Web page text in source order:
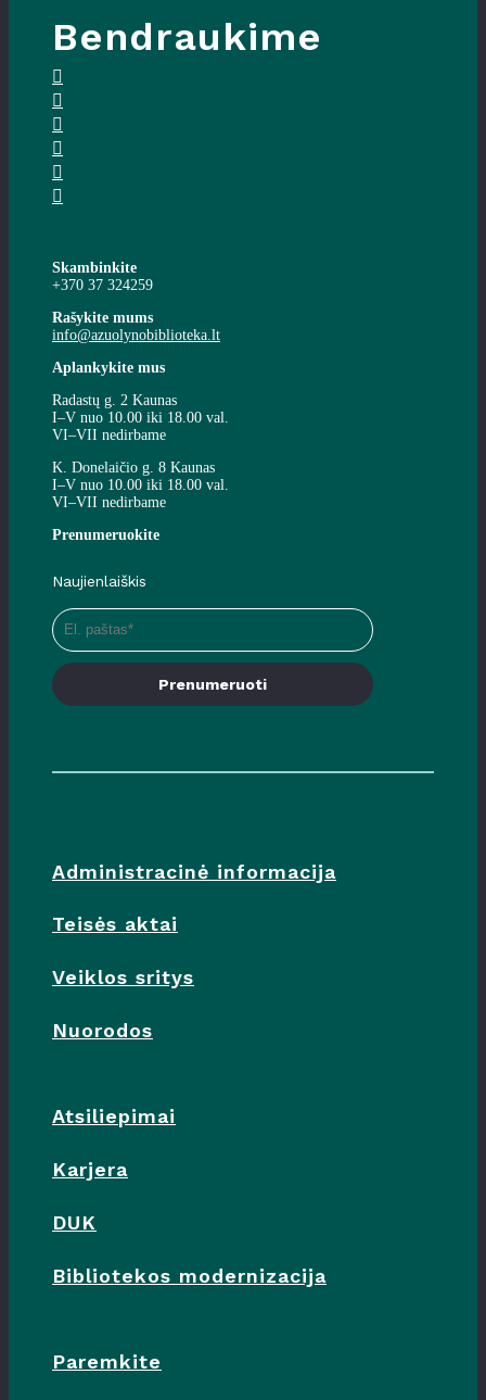
Bendraukime
Skambinkite
+370 37 324259
Rašykite mums
info@azuolynobiblioteka.lt
Aplankykite mus
Radastų g. 2 Kaunas
I–V nuo 10.00 iki 18.00 val.
VI–VII nedirbame
K. Donelaičio g. 8 Kaunas
I–V nuo 10.00 iki 18.00 val.
VI–VII nedirbame
Prenumeruokite
Naujienlaiškis
Prenumeruoti
Administracinė informacija
Teisės aktai
Veiklos sritys
Nuorodos
Atsiliepimai
Karjera
DUK
Bibliotekos modernizacija
Paremkite